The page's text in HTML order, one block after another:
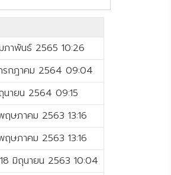
าพันธ์ 2565 10:26
กฎาคม 2564 09:04
ายน 2564 09:15
ฤษภาคม 2563 13:16
ฤษภาคม 2563 13:16
มิถุนายน 2563 10:04